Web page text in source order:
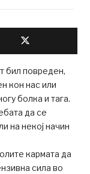
бил повреден,
кон нас или
болка и тага.
да се
на некој начин
кармата да
сила во